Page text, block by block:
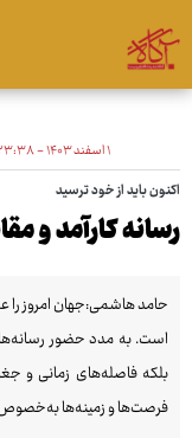
۱ اسفند ۱۴۰۳ - ۲۳:۳۸
اکنون باید از خود ترسید
رسانه کارآمد و
حامد هاشمی:جهان امروز را
است. به مدد حضور
بلکه فاصله‌های زمانی و
فرصت‌ها و زمینه‌ها